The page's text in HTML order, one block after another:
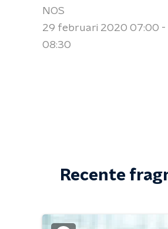
NOS
29 februari 2020 07:00 -
08:30
Recente